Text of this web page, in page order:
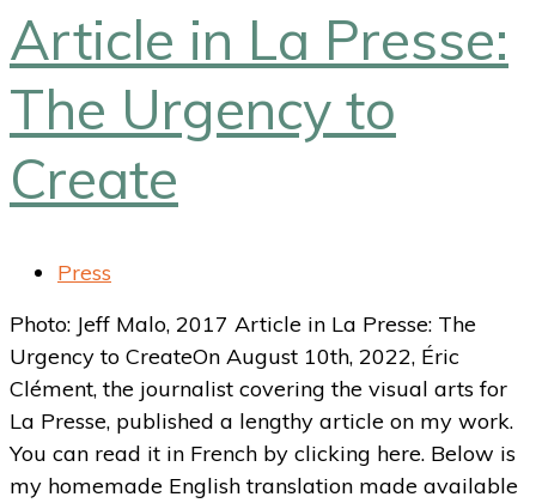
Article in La Presse:
The Urgency to
Create
Press
Photo: Jeff Malo, 2017 Article in La Presse: The
Urgency to CreateOn August 10th, 2022, Éric
Clément, the journalist covering the visual arts for
La Presse, published a lengthy article on my work.
You can read it in French by clicking here. Below is
my homemade English translation made available